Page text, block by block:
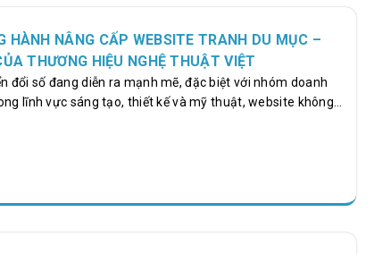
04/clipsave.net-
autoplay="true" muted="true"][/video]…
HÀNH NÂNG CẤP WEBSITE TRANH DU MỤC –
THƯƠNG HIỆU NGHỆ THUẬT VIỆT
đổi số đang diễn ra mạnh mẽ, đặc biệt với nhóm doanh
lĩnh vực sáng tạo, thiết kế và mỹ thuật, website không
tuyến để khách hàng truy cập, mà còn là bộ mặt thương